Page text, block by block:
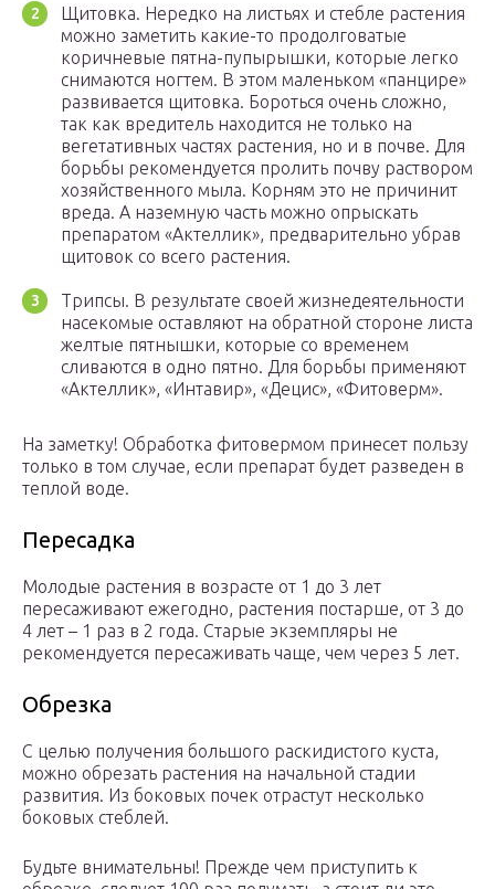
Щитовка. Нередко на листьях и стебле растения
можно заметить какие-то продолговатые
коричневые пятна-пупырышки, которые легко
снимаются ногтем. В этом маленьком «панцире»
развивается щитовка. Бороться очень сложно,
так как вредитель находится не только на
вегетативных частях растения, но и в почве. Для
борьбы рекомендуется пролить почву раствором
хозяйственного мыла. Корням это не причинит
вреда. А наземную часть можно опрыскать
препаратом «Актеллик», предварительно убрав
щитовок со всего растения.
Трипсы. В результате своей жизнедеятельности
насекомые оставляют на обратной стороне листа
желтые пятнышки, которые со временем
сливаются в одно пятно. Для борьбы применяют
«Актеллик», «Интавир», «Децис», «Фитоверм».
На заметку! Обработка фитовермом принесет пользу
только в том случае, если препарат будет разведен в
теплой воде.
Пересадка
Молодые растения в возрасте от 1 до 3 лет
пересаживают ежегодно, растения постарше, от 3 до
4 лет – 1 раз в 2 года. Старые экземпляры не
рекомендуется пересаживать чаще, чем через 5 лет.
Обрезка
С целью получения большого раскидистого куста,
можно обрезать растения на начальной стадии
развития. Из боковых почек отрастут несколько
боковых стеблей.
Будьте внимательны! Прежде чем приступить к